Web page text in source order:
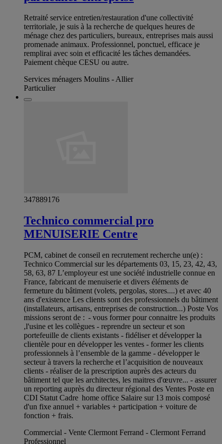
Retraité service entretien/restauration d'une collectivité
territoriale, je suis à la recherche de quelques heures de
ménage chez des particuliers, bureaux, entreprises mais aussi
promenade animaux. Professionnel, ponctuel, efficace je
remplirai avec soin et efficacité les tâches demandées.
Paiement chèque CESU ou autre.
Services ménagers Moulins - Allier
Particulier
347889176
Technico commercial pro
MENUISERIE Centre
PCM, cabinet de conseil en recrutement recherche un(e) :
Technico Commercial sur les départements 03, 15, 23, 42, 43,
58, 63, 87 L’employeur est une société industrielle connue en
France, fabricant de menuiserie et divers éléments de
fermeture du bâtiment (volets, pergolas, stores....) et avec 40
ans d'existence Les clients sont des professionnels du bâtiment
(installateurs, artisans, entreprises de construction...) Poste Vos
missions seront de : - vous former pour connaitre les produits
,l'usine et les collègues - reprendre un secteur et son
portefeuille de clients existants - fidéliser et développer la
clientèle pour en développer les ventes - former les clients
professionnels à l’ensemble de la gamme - développer le
secteur à travers la recherche et l’acquisition de nouveaux
clients - réaliser de la prescription auprès des acteurs du
bâtiment tel que les architectes, les maitres d'œuvre... - assurer
un reporting auprès du directeur régional des Ventes Poste en
CDI Statut Cadre home office Salaire sur 13 mois composé
d'un fixe annuel + variables + participation + voiture de
fonction + frais.
Commercial - Vente Clermont Ferrand - Clermont Ferrand
Professionnel